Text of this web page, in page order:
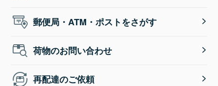
郵便局・ATM・ポストをさがす
荷物のお問い合わせ
再配達のご依頼